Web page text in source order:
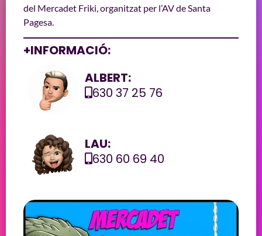
del Mercadet Friki, organitzat per l’AV de Santa
Pagesa.
+INFORMACIÓ:
ALBERT:
630 37 25 76
LAU:
630 60 69 40